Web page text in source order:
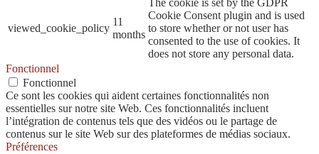
viewed_cookie_policy
11
months
The cookie is set by the GDPR
Cookie Consent plugin and is used
to store whether or not user has
consented to the use of cookies. It
does not store any personal data.
Fonctionnel
Fonctionnel
Ce sont les cookies qui aident certaines fonctionnalités non
essentielles sur notre site Web. Ces fonctionnalités incluent
l’intégration de contenus tels que des vidéos ou le partage de
contenus sur le site Web sur des plateformes de médias sociaux.
Préférences